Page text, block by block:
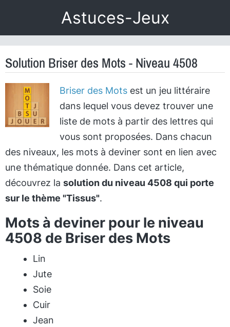
Astuces-Jeux
Solution Briser des Mots - Niveau 4508
Briser des Motsest un jeu littéraire
dans lequel vous devez trouver une
liste de mots à partir des lettres qui
vous sont proposées. Dans chacun
des niveaux, les mots à deviner sont en lien avec
une thématique donnée. Dans cet article,
découvrez la solution du niveau 4508 qui porte
sur le thème "Tissus".
Mots à deviner pour le niveau
4508 de Briser des Mots
Lin
Jute
Soie
Cuir
Jean